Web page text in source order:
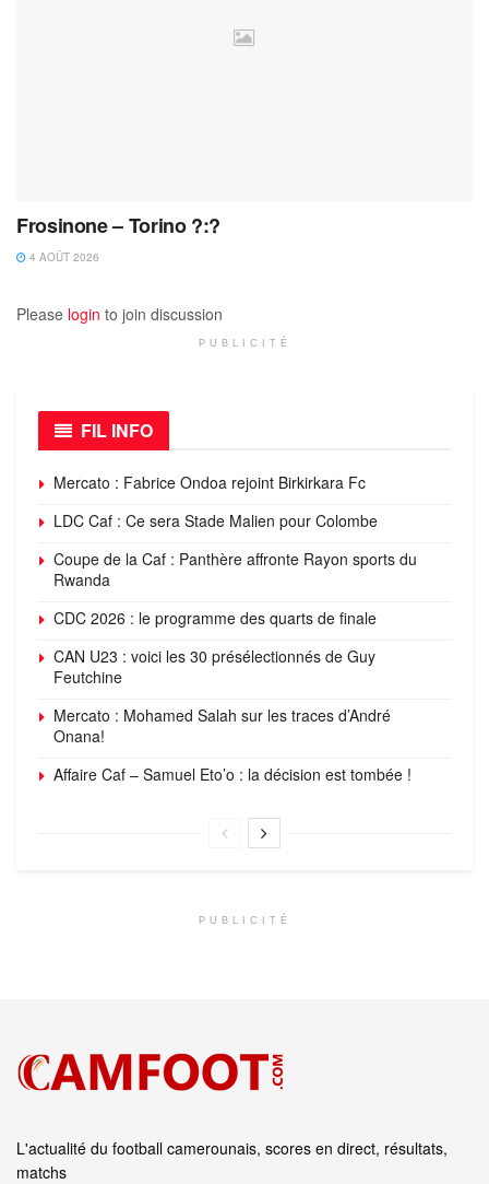
Frosinone – Torino ?:?
4 AOÛT 2026
Please login to join discussion
PUBLICITÉ
FIL INFO
Mercato : Fabrice Ondoa rejoint Birkirkara Fc
LDC Caf : Ce sera Stade Malien pour Colombe
Coupe de la Caf : Panthère affronte Rayon sports du
Rwanda
CDC 2026 : le programme des quarts de finale
CAN U23 : voici les 30 présélectionnés de Guy
Feutchine
Mercato : Mohamed Salah sur les traces d’André
Onana!
Affaire Caf – Samuel Eto’o : la décision est tombée !
PUBLICITÉ
L'actualité du football camerounais, scores en direct, résultats,
matchs